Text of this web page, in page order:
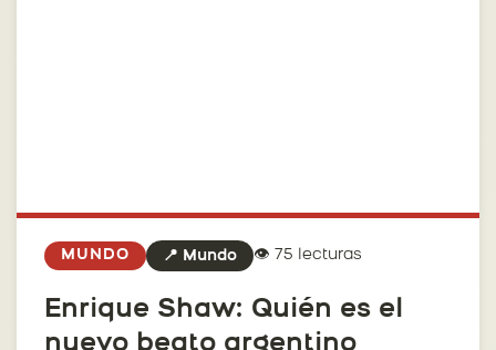
MUNDO 📍 Mundo 👁️ 75 lecturas
Enrique Shaw: Quién es el
nuevo beato argentino